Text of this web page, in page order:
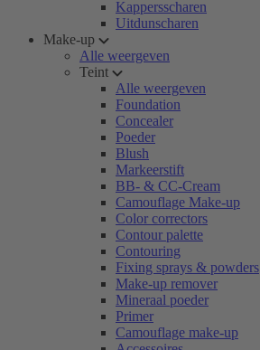
Kappersscharen
Uitdunscharen
Make-up
Alle weergeven
Teint
Alle weergeven
Foundation
Concealer
Poeder
Blush
Markeerstift
BB- & CC-Cream
Camouflage Make-up
Color correctors
Contour palette
Contouring
Fixing sprays & powders
Make-up remover
Mineraal poeder
Primer
Camouflage make-up